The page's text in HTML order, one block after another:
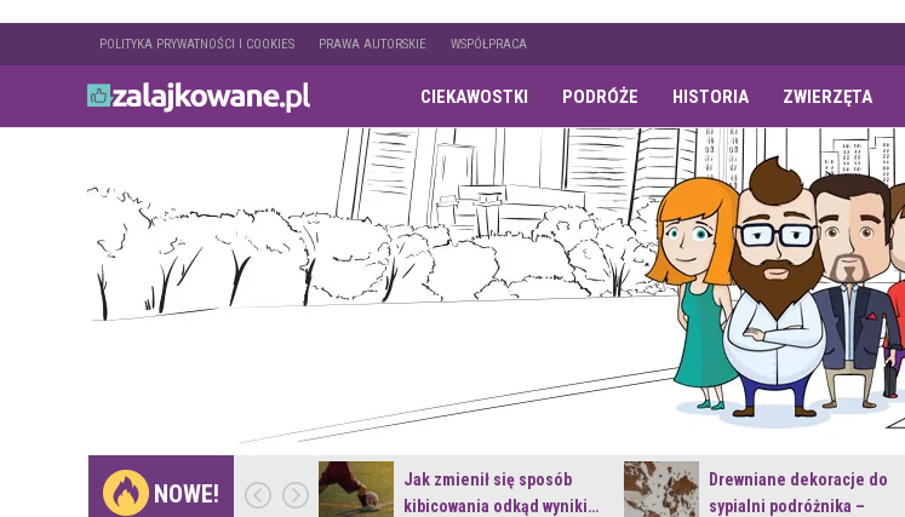
POLITYKA PRYWATNOŚCI I COOKIES PRAWA AUTORSKIE WSPÓŁPRACA
CIEKAWOSTKI PODRÓŻE HISTORIA ZWIERZĘTA
NOWE!
Gdzie pojechać na
weekend z naturą w…
Jak zmienił się sposób
kibicowania odkąd wyniki…
Drewniane dekoracje do
sypialni podróżnika –